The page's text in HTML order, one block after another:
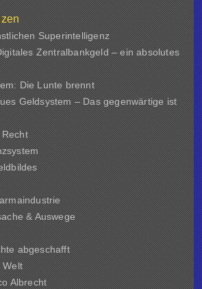
Superintelligenz
Zentralbankgeld – ein absolutes
Die Lunte brennt
Geldsystem – Das gegenwärtige ist
& Auswege
abgeschafft
Welt
Albrecht